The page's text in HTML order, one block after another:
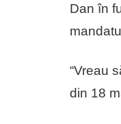
Dan în
“Vreau
din 18